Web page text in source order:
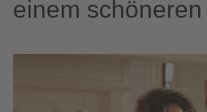
einem schöneren